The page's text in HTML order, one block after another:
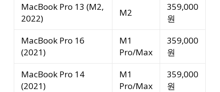
MacBook Pro 13 (M2,
2022)
M2
359,000
원
MacBook Pro 16
(2021)
M1
Pro/Max
359,000
원
MacBook Pro 14
(2021)
M1
Pro/Max
359,000
원